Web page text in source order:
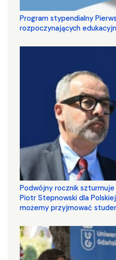
Program stypendialny
rozpoczynających
Podwójny rocznik
Piotr Stepnowski dla
możemy przyjmować